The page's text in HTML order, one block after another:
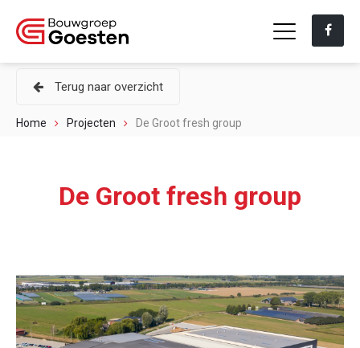
Terug naar overzicht
Home Projecten De Groot fresh group
De Groot fresh group